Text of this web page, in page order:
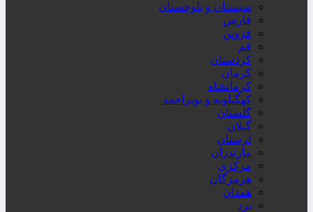
سیستان و بلوچستان
فارس
قزوین
قم
کردستان
کرمان
کرمانشاه
کهگیلویه و بویراحمد
گلستان
گیلان
لرستان
مازندران
مرکزی
هرمزگان
همدان
یزد